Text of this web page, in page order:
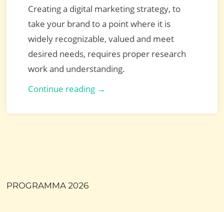
Creating a digital marketing strategy, to
take your brand to a point where it is
widely recognizable, valued and meet
desired needs, requires proper research
work and understanding.
Continue reading →
PROGRAMMA 2026